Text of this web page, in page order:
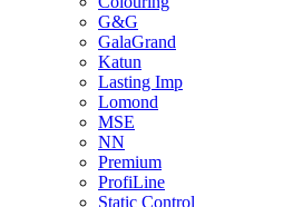
G&G
GalaGrand
Katun
Lasting Imp
Lomond
MSE
NN
Premium
ProfiLine
Static Control